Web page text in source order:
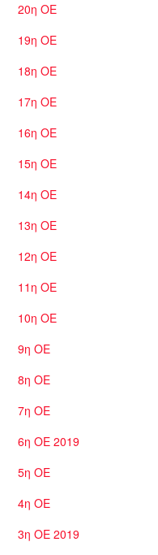
20η ΟΕ
19η ΟΕ
18η ΟΕ
17η ΟΕ
16η ΟΕ
15η ΟΕ
14η ΟΕ
13η ΟΕ
12η ΟΕ
11η ΟΕ
10η ΟΕ
9η ΟΕ
8η ΟΕ
7η ΟΕ
6η ΟΕ 2019
5η ΟΕ
4η ΟΕ
3η ΟΕ 2019